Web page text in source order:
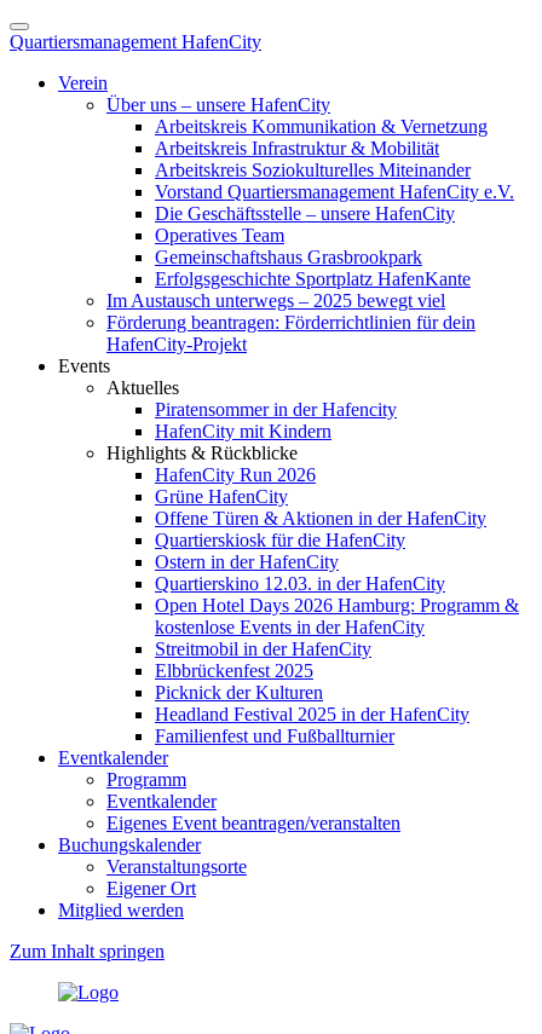
Quartiersmanagement HafenCity
Verein
Über uns – unsere HafenCity
Arbeitskreis Kommunikation & Vernetzung
Arbeitskreis Infrastruktur & Mobilität
Arbeitskreis Soziokulturelles Miteinander
Vorstand Quartiersmanagement HafenCity e.V.
Die Geschäftsstelle – unsere HafenCity
Operatives Team
Gemeinschaftshaus Grasbrookpark
Erfolgsgeschichte Sportplatz HafenKante
Im Austausch unterwegs – 2025 bewegt viel
Förderung beantragen: Förderrichtlinien für dein
HafenCity-Projekt
Events
Aktuelles
Piratensommer in der Hafencity
HafenCity mit Kindern
Highlights & Rückblicke
HafenCity Run 2026
Grüne HafenCity
Offene Türen & Aktionen in der HafenCity
Quartierskiosk für die HafenCity
Ostern in der HafenCity
Quartierskino 12.03. in der HafenCity
Open Hotel Days 2026 Hamburg: Programm &
kostenlose Events in der HafenCity
Streitmobil in der HafenCity
Elbbrückenfest 2025
Picknick der Kulturen
Headland Festival 2025 in der HafenCity
Familienfest und Fußballturnier
Eventkalender
Programm
Eventkalender
Eigenes Event beantragen/veranstalten
Buchungskalender
Veranstaltungsorte
Eigener Ort
Mitglied werden
Zum Inhalt springen